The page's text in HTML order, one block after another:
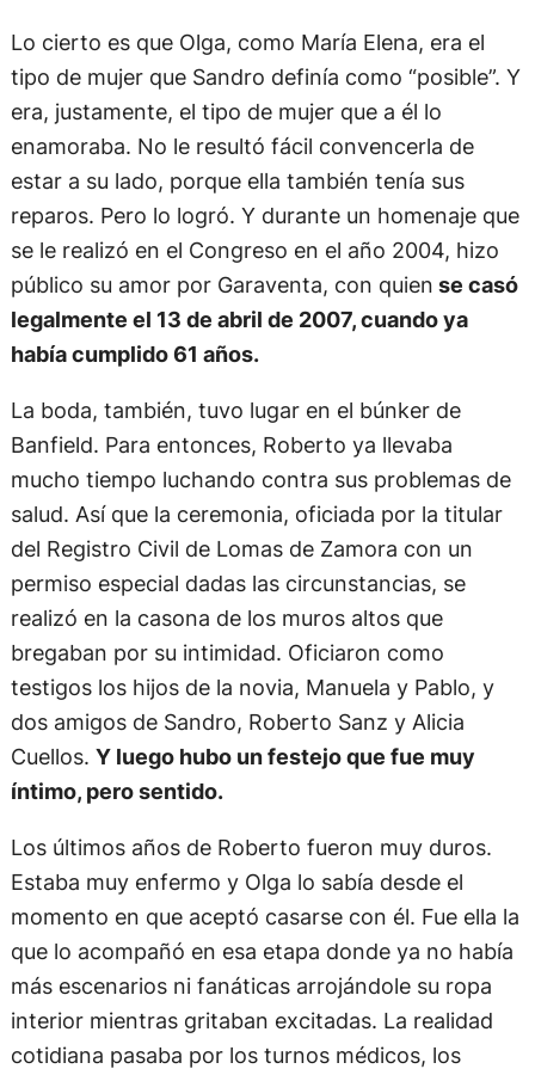
Lo cierto es que Olga, como María Elena, era el
tipo de mujer que Sandro definía como “posible”. Y
era, justamente, el tipo de mujer que a él lo
enamoraba. No le resultó fácil convencerla de
estar a su lado, porque ella también tenía sus
reparos. Pero lo logró. Y durante un homenaje que
se le realizó en el Congreso en el año 2004, hizo
público su amor por Garaventa, con quien se casó
legalmente el 13 de abril de 2007, cuando ya
había cumplido 61 años.
La boda, también, tuvo lugar en el búnker de
Banfield. Para entonces, Roberto ya llevaba
mucho tiempo luchando contra sus problemas de
salud. Así que la ceremonia, oficiada por la titular
del Registro Civil de Lomas de Zamora con un
permiso especial dadas las circunstancias, se
realizó en la casona de los muros altos que
bregaban por su intimidad. Oficiaron como
testigos los hijos de la novia, Manuela y Pablo, y
dos amigos de Sandro, Roberto Sanz y Alicia
Cuellos. Y luego hubo un festejo que fue muy
íntimo, pero sentido.
Los últimos años de Roberto fueron muy duros.
Estaba muy enfermo y Olga lo sabía desde el
momento en que aceptó casarse con él. Fue ella la
que lo acompañó en esa etapa donde ya no había
más escenarios ni fanáticas arrojándole su ropa
interior mientras gritaban excitadas. La realidad
cotidiana pasaba por los turnos médicos, los